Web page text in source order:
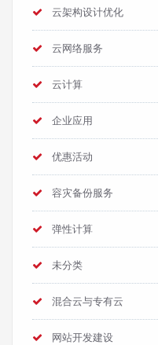
云架构设计优化
云网络服务
云计算
企业应用
优惠活动
容灾备份服务
弹性计算
未分类
混合云与专有云
网站开发建设